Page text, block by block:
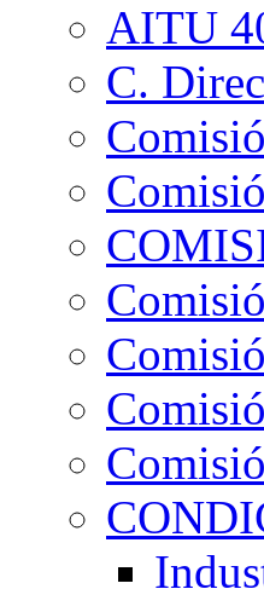
AITU
C.